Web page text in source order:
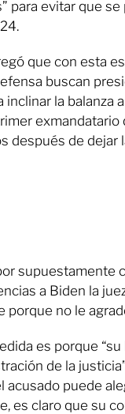
para evitar que
que con esta
buscan
inclinar la balanza
exmandatario
después de dejar
supuestamente
a Biden la
porque no le
es porque
de la
acusado puede
es claro que su